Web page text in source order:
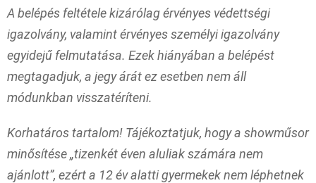
A belépés feltétele kizárólag érvényes védettségi
igazolvány, valamint érvényes személyi igazolvány
egyidejű felmutatása. Ezek hiányában a belépést
megtagadjuk, a jegy árát ez esetben nem áll
módunkban visszatéríteni.
Korhatáros tartalom! Tájékoztatjuk, hogy a showműsor
minősítése „tizenkét éven aluliak számára nem
ajánlott”, ezért a 12 év alatti gyermekek nem léphetnek